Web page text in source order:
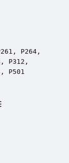
P264,
P312,
P501